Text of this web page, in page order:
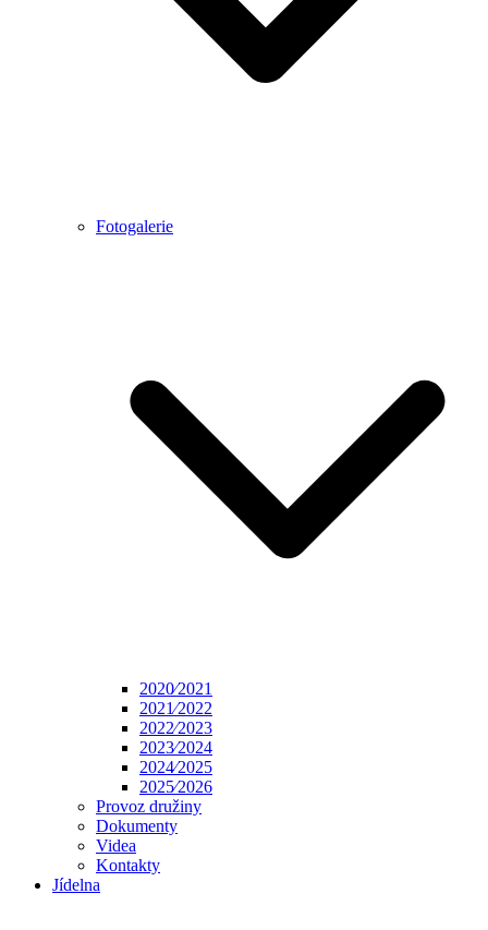
Fotogalerie
2020⁄2021
2021⁄2022
2022⁄2023
2023⁄2024
2024⁄2025
2025⁄2026
Provoz družiny
Dokumenty
Videa
Kontakty
Jídelna